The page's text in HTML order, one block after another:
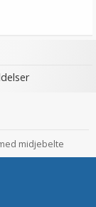
midjebelte